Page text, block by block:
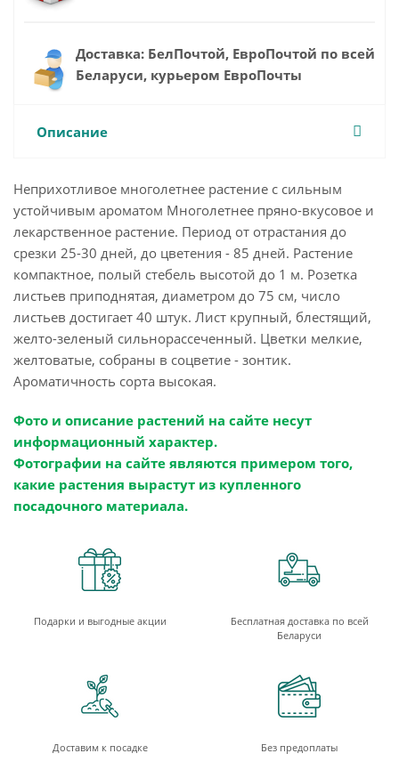
Доставка: БелПочтой, ЕвроПочтой по всей
Беларуси, курьером ЕвроПочты
Описание
Неприхотливое многолетнее растение с сильным
устойчивым ароматом Многолетнее пряно-вкусовое и
лекарственное растение. Период от отрастания до
срезки 25-30 дней, до цветения - 85 дней. Растение
компактное, полый стебель высотой до 1 м. Розетка
листьев приподнятая, диаметром до 75 см, число
листьев достигает 40 штук. Лист крупный, блестящий,
желто-зеленый сильнорассеченный. Цветки мелкие,
желтоватые, собраны в соцветие - зонтик.
Ароматичность сорта высокая.
Фото и описание растений на сайте несут
информационный характер.
Фотографии на сайте являются примером того,
какие растения вырастут из купленного
посадочного материала.
Подарки и выгодные акции
Бесплатная доставка по всей
Беларуси
Доставим к посадке Без предоплаты